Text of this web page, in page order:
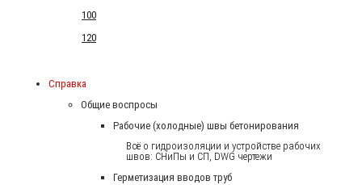
100
120
Справка
Общие воспросы
Рабочие (холодные) швы бетонирования
Всё о гидроизоляции и устройстве рабочих
швов: СНиПы и СП, DWG чертежи
Герметизация вводов труб